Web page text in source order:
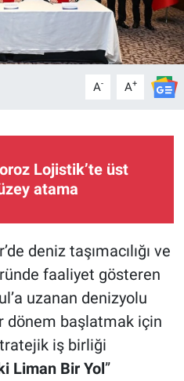
A- A+
Lojistik’te üst
atama
deniz taşımacılığı ve
faaliyet gösteren
uzanan denizyolu
dönem başlatmak için
iş birliği
Liman Bir Yol”